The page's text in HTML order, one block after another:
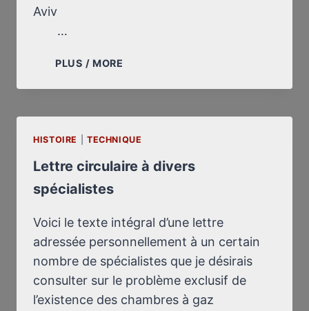
Aviv
…
PLUS / MORE
ENCHAÎNÉ,
1974
DÉFAUT
HISTOIRE TECHNIQUE
Lettre circulaire à divers
spécialistes
Voici le texte intégral d’une lettre
adressée personnellement à un certain
nombre de spécialistes que je désirais
consulter sur le problème exclusif de
l’existence des chambres à gaz